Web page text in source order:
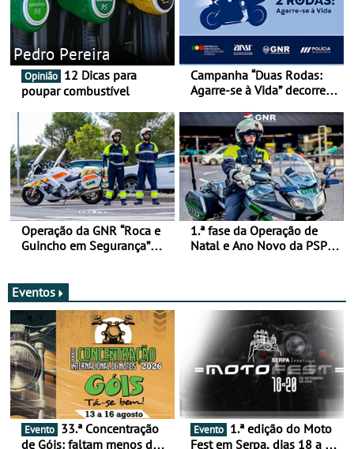
Pedro Pereira
Opinião
poupar combustível
Campanha “Duas Rodas:
Agarre-se à Vida” decorre
Operação da GNR “Roca e
Guincho em Segurança”
1.ª fase da Operação de
Natal e Ano Novo da PSP e
Eventos
Evento
de Góis: faltam menos de
Evento
Fest em Serpa, dias 18 a 20